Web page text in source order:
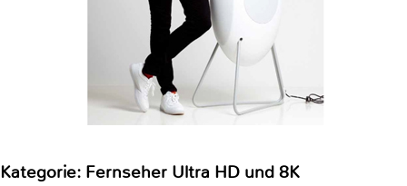
Kategorie: Fernseher Ultra HD und 8K